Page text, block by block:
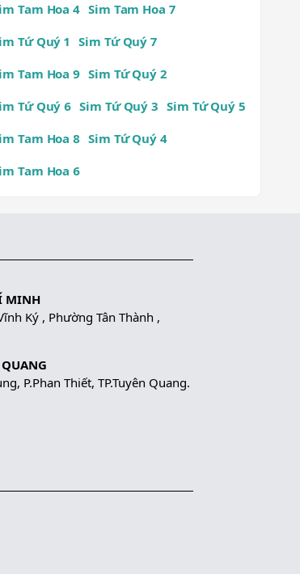
Tam Hoa 4 Sim Tam Hoa 7
Tứ Quý 1
Sim Tứ Quý 7
Tam Hoa 9 Sim Tứ Quý 2
Tứ Quý 6 Sim Tứ Quý 3 Sim Tứ Quý 5
Tam Hoa 8 Sim Tứ Quý 4
Tam Hoa 6
MINH
Ký , Phường Tân Thành ,
P.Phan Thiết, TP.Tuyên Quang.